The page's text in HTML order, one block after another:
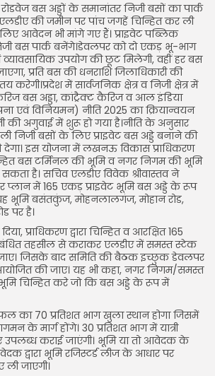
बस अड्डों के समानांतर निजी बसों का पार्क
की जमीन पर पांच जगहें चिन्हित कर ली
आवेदन भी मांगे गए हैं। प्राइवेट पब्लिक
बस पार्क बनेंगे।डेवलपर को दो एकड़ भू-भाग
व्यावसायिक उपयोग की छूट मिलेगी, वहीं हर बस
प्रति बस की धनराशि जिलाधिकारी की
करेगी।प्रदेश में सार्वजनिक क्षेत्र व निजी क्षेत्र में
बस अड्डा, कांट्रैक्ट कैरिज व आल इंडिया
एवं विनियमन) नीति 2025 का क्रियान्वयन
की अगुवाई में शुरू हो गया है।नीति के अनुसार
निजी बसों के लिए प्राइवेट बस अड्डे बनाने की
देगा। इस योजना में लखनऊ विकास प्राधिकरण
बस टर्मिनल की भूमि व नगर निगम की भूमि
सकता है। सचिव एलडीए विवेक श्रीवास्तव ने
प्लान में 165 एकड़ प्राइवेट भूमि बस अड्डे के रूप
भूमि बसंतकुंज, मोहनलालगंज, मोहान रोड,
पर है।
प्राधिकरण द्वारा चिन्हित व आरक्षित 165
तहसील से कराकर एलडीए में समस्त स्टेक
जिसके बाद समिति की बैठक इच्छुक डेवलपर
की जाए। यह भी कहा, नगर निगम/समस्त
चिन्हित करे जो कि बस अड्डे के रूप में
का 70 प्रतिशत भाग खुला स्थान होगा जिसमें
के मार्ग होंगे। 30 प्रतिशत भाग में यात्री
उपलब्ध कराई जाएंगी। भूमि या तो आवेदक के
द्वारा भूमि रजिस्टर्ड लीज के आधार पर
जाएगी।